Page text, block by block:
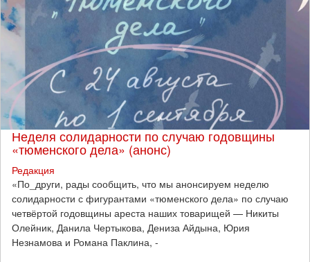
Неделя солидарности по случаю годовщины
«тюменского дела» (анонс)
Редакция
​«По_други, рады сообщить, что мы анонсируем неделю
солидарности с фигурантами «тюменского дела» по случаю
четвёртой годовщины ареста наших товарищей — Никиты
Олейник, Данила Чертыкова, Дениза Айдына, Юрия
Незнамова и Романа Паклина, -